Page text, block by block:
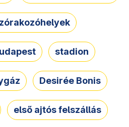
stadion
Desirée Bonis
első ajtós felszállás